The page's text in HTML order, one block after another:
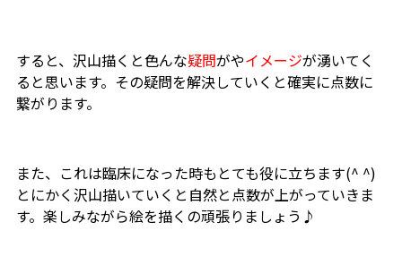
すると、沢山描くと色んな疑問がやイメージが湧いてく
ると思います。その疑問を解決していくと確実に点数に
繋がります。
また、これは臨床になった時もとても役に立ちます(^ ^)
とにかく沢山描いていくと自然と点数が上がっていきま
す。楽しみながら絵を描くの頑張りましょう♪